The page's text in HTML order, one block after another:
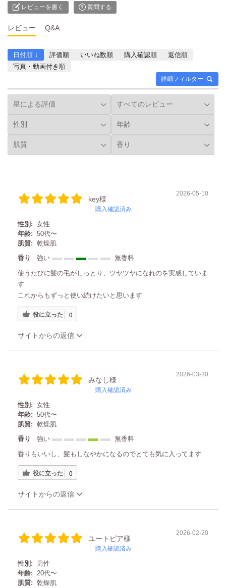
レビューを書く 質問する
レビュー Q&A
詳細フィルター
日付順 ↓ 評価順 いいね数順 購入確認順
返信順
写真・動画付き順
key様
購入確認済み
2026-05-10
性別: 女性
年齢: 50代〜
肌質: 乾燥肌
香り
強い
無香料
使うたびに髪の毛がしっとり、ツヤツヤになれのを実感していま
す
これからもずっと使い続けたいと思います
役に立った 0
サイトからの返信
みなし様
購入確認済み
2026-03-30
性別: 女性
年齢: 50代〜
肌質: 乾燥肌
香り
強い
無香料
香りもいいし、髪もしなやかになるのでとても気に入ってます
役に立った 0
サイトからの返信
ユートピア様
購入確認済み
2026-02-20
性別:
男性
年齢: 20代〜
肌質: 乾燥肌